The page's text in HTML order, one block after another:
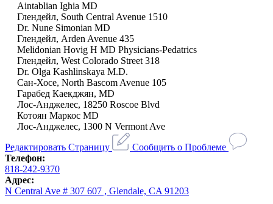
Aintablian Ighia MD
Глендейл, South Central Avenue 1510
Dr. Nune Simonian MD
Глендейл, Arden Avenue 435
Melidonian Hovig H MD Physicians-Pedatrics
Глендейл, West Colorado Street 318
Dr. Olga Kashlinskaya M.D.
Сан-Хосе, North Bascom Avenue 105
Гарабед Каекджян, MD
Лос-Анджелес, 18250 Roscoe Blvd
Котоян Маркос MD
Лос-Анджелес, 1300 N Vermont Ave
Редактировать Страницу
Сообщить о Проблеме
Телефон:
818-242-9370
Адрес:
N Central Ave # 307 607 , Glendale, CA 91203